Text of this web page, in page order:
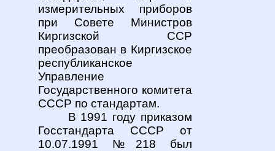
измерительных приборов
при Совете Министров
Киргизской ССР
преобразован в Киргизское
республиканское
Управление
Государственного комитета
СССР по стандартам.
В 1991 году приказом
Госстандарта СССР от
10.07.1991 №218 был